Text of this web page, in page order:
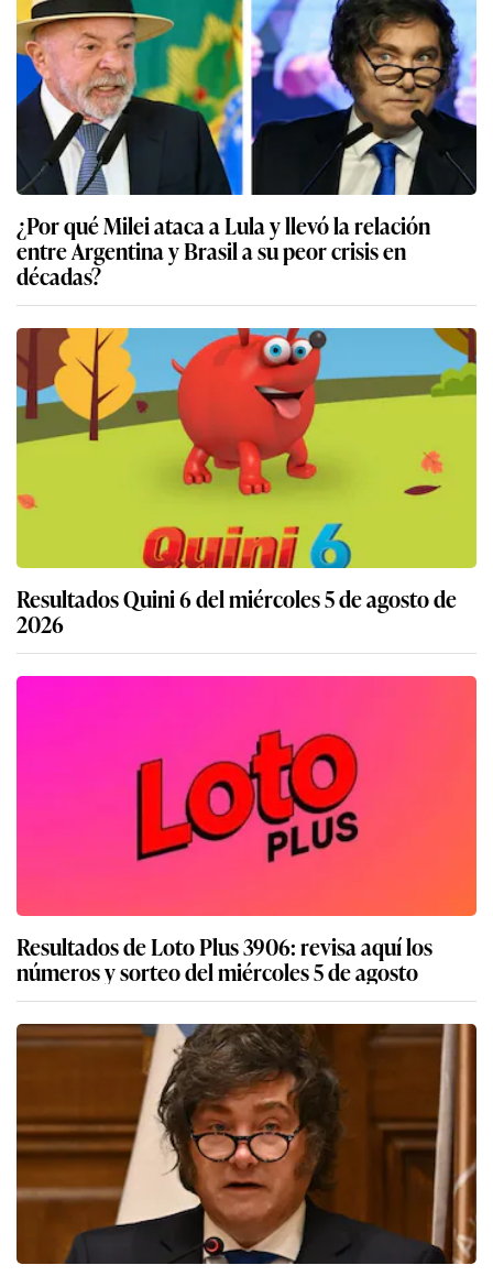
¿Por qué Milei ataca a Lula y llevó la relación
entre Argentina y Brasil a su peor crisis en
décadas?
Resultados Quini 6 del miércoles 5 de agosto de
2026
Resultados de Loto Plus 3906: revisa aquí los
números y sorteo del miércoles 5 de agosto